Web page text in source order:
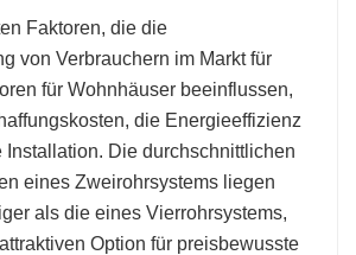
Faktoren, die die
von Verbrauchern im Markt für
für Wohnhäuser beeinflussen,
die Energieeffizienz
Installation. Die durchschnittlichen
eines Zweirohrsystems liegen
als die eines Vierrohrsystems,
Option für preisbewusste